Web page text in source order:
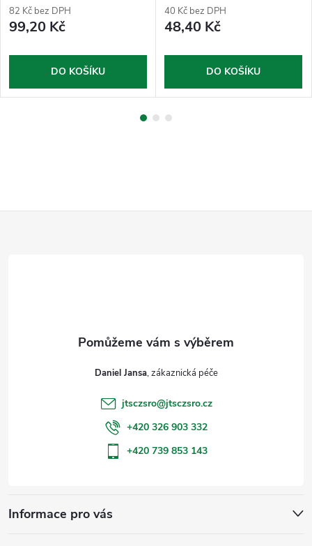
82 Kč bez DPH
99,20 Kč
DO KOŠÍKU
40 Kč bez DPH
48,40 Kč
DO KOŠÍKU
Informace pro vás
Daniel Jansa
jtsczsro@jtsczsro.cz
+420 326 903 332
+420 739 853 143